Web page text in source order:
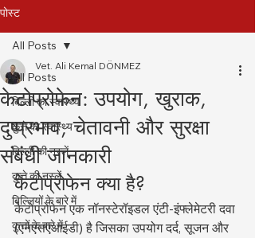
पोस्ट
All Posts
बिल्ली का स्वास्थ्य
कुत्ते का स्वास्थ्य
बिल्ली की नस्लें
कुत्ते की नस्लें
बिल्लियों के बारे में
कुत्तों के बारे में
All Posts
केटोप्रोफेन: उपयोग, खुराक,
दुष्प्रभाव, चेतावनी और सुरक्षा
संबंधी जानकारी
Vet. Ali Kemal DÖNMEZ
केटोप्रोफेन क्या है?
केटोप्रोफेन एक नॉनस्टेरॉइडल एंटी-इंफ्लेमेटरी दवा
(एनएसएआईडी) है जिसका उपयोग दर्द, सूजन और